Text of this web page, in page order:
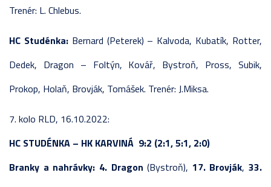
Trenér: L. Chlebus.
HC Studénka:Bernard (Peterek) – Kalvoda, Kubatík, Rotter,
Dedek, Dragon – Foltýn, Kovář, Bystroň, Pross, Subik,
Prokop, Holaň, Brovják, Tomášek. Trenér: J.Miksa.
7. kolo RLD, 16.10.2022:
HC STUDÉNKA – HK KARVINÁ 9:2 (2:1, 5:1, 2:0)
Branky a nahrávky: 4. Dragon (Bystroň), 17. Brovják, 33.